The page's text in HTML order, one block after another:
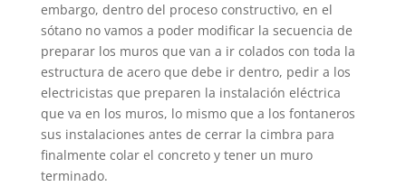
embargo, dentro del proceso constructivo, en el
sótano no vamos a poder modificar la secuencia de
preparar los muros que van a ir colados con toda la
estructura de acero que debe ir dentro, pedir a los
electricistas que preparen la instalación eléctrica
que va en los muros, lo mismo que a los fontaneros
sus instalaciones antes de cerrar la cimbra para
finalmente colar el concreto y tener un muro
terminado.